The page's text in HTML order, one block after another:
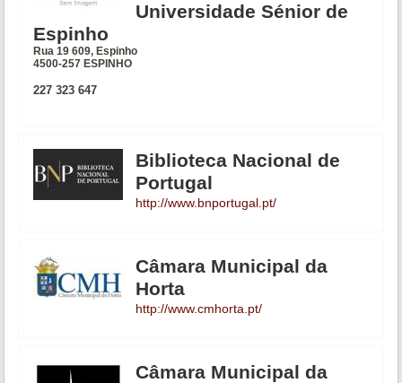
Universidade Sénior de
Espinho
Rua 19 609, Espinho
4500-257 ESPINHO
227 323 647
Biblioteca Nacional de
Portugal
http://www.bnportugal.pt/
Câmara Municipal da
Horta
http://www.cmhorta.pt/
Câmara Municipal da